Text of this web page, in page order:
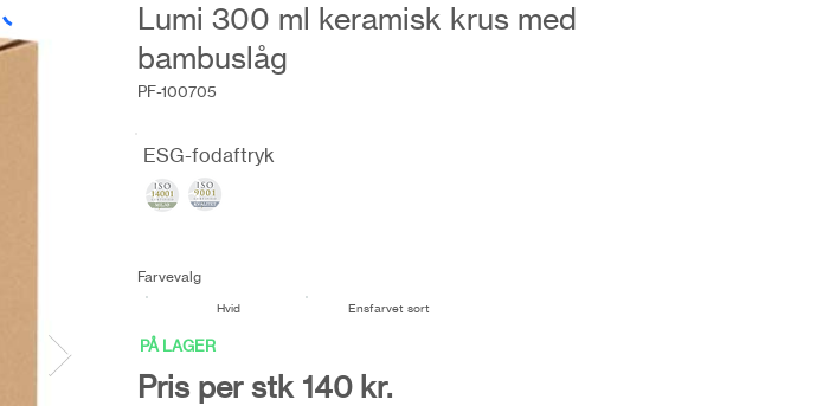
Lumi 300 ml keramisk krus med
bambuslåg
PF-100705
ESG-fodaftryk
Farvevalg
Hvid Ensfarvet sort
PÅ LAGER
Pris per stk 140 kr.